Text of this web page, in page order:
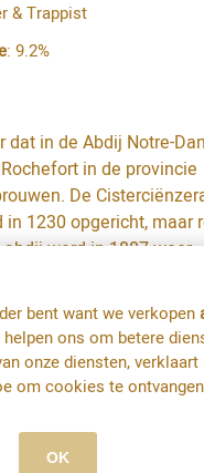
& Trappist
: 9.2%
dat in de Abdij Notre-
in de provincie
De
1230 opgericht, maar
werd in 1887 weer
MEER INFO
bent want we verkopen
ons om betere
onze diensten,
om cookies te
OK